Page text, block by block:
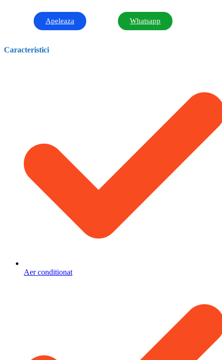
Apeleaza Whatsapp
Caracteristici
Aer conditionat